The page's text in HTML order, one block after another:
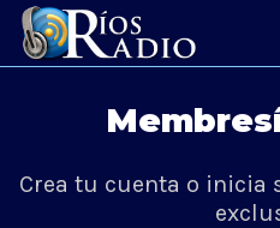
Crea tu cuenta o inicia